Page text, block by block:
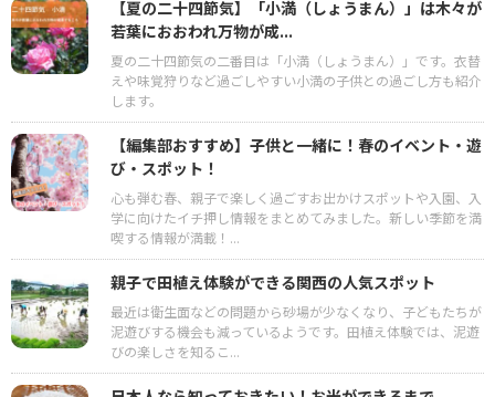
【夏の二十四節気】「小満（しょうまん）」は木々が
若葉におおわれ万物が成...
夏の二十四節気の二番目は「小満（しょうまん）」です。衣替
えや味覚狩りなど過ごしやすい小満の子供との過ごし方も紹介
します。
【編集部おすすめ】子供と一緒に！春のイベント・遊
び・スポット！
心も弾む春、親子で楽しく過ごすお出かけスポットや入園、入
学に向けたイチ押し情報をまとめてみました。新しい季節を満
喫する情報が満載！...
親子で田植え体験ができる関西の人気スポット
最近は衛生面などの問題から砂場が少なくなり、子どもたちが
泥遊びする機会も減っているようです。田植え体験では、泥遊
びの楽しさを知るこ...